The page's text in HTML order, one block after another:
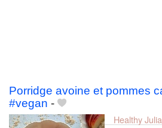
Porridge avoine et pommes
#vegan -
Healthy Julia